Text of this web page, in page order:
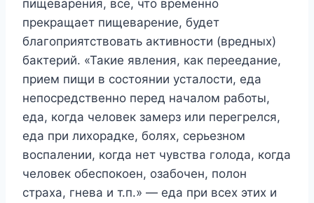
пищеварения, все, что временно
прекращает пищеварение, будет
благоприятствовать активности (вредных)
бактерий. «Такие явления, как переедание,
прием пищи в со­стоянии усталости, еда
непосредственно перед началом работы,
еда, когда человек замерз или перегрелся,
еда при лихорадке, болях, серьезном
воспалении, когда нет чувства голода, когда
человек обеспокоен, озабочен, полон
страха, гнева и т.п.» — еда при всех этих и